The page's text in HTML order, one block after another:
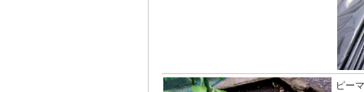
ピー